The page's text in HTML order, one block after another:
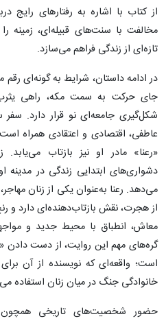
از کتاب با اشاره به رفتارهای رایج
مخالفت با سنت‌های قبیله‌ای، زمینه
تازه‌ای از زندگی فراهم می‌سازد.
در ادامه داستان، شرایط به گونه‌ای
جای حرکت به سمت مکه، راهی
شکل‌گیری جامعه‌ای نو قرار دارد.
عاطفی، اقتصادی و اعتقادی همراه
«رعنا» مادر او نیز بازتاب
دشواری‌های ابتدایی زندگی در مدینه
می‌دهد. رعنا به‌عنوان یکی از زنان
از هجرت، نقش بازتاب‌دهنده‌ای دارد و
معاش، انطباق با محیط جدید و
گره‌های مهم این روایت، از دست دادن
است؛ واقعه‌ای که نویسنده از آن
خانوادگی جنگ در میان زنان استفاده
حضور شخصیت‌های تاریخی